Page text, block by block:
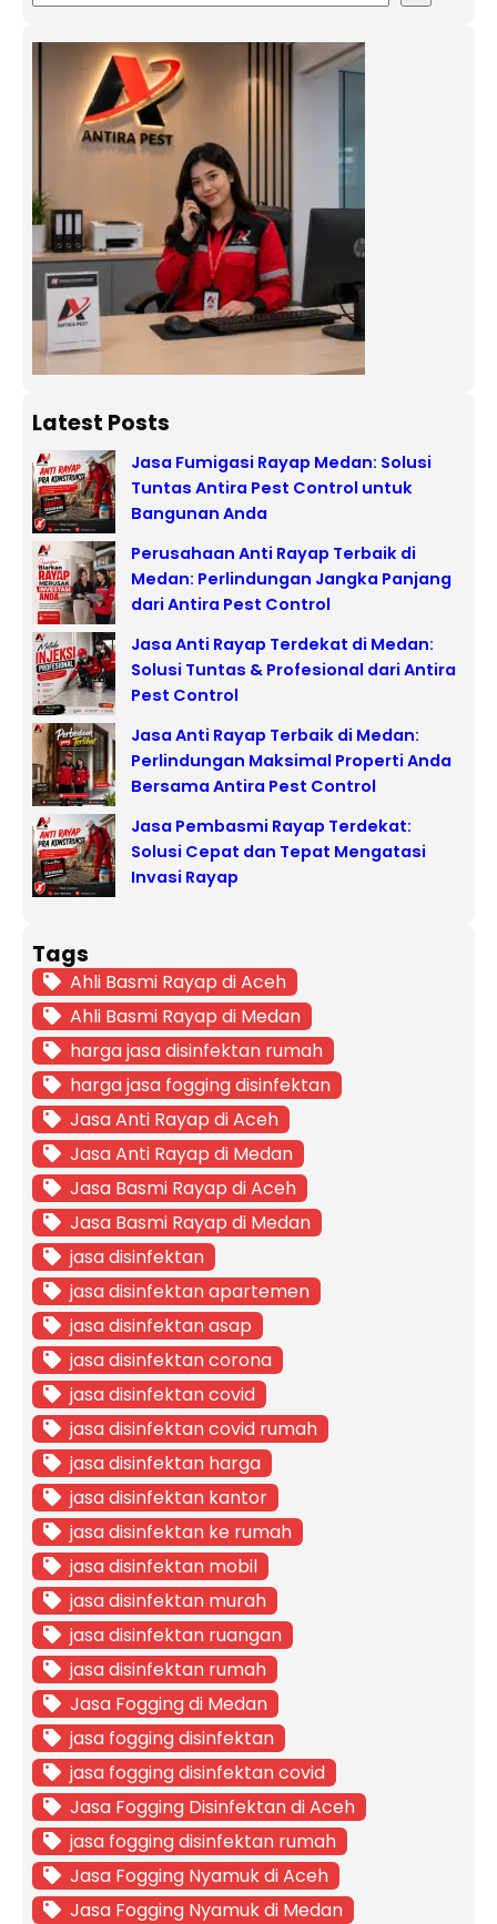
Latest Posts
Jasa Fumigasi Rayap Medan: Solusi
Tuntas Antira Pest Control untuk
Bangunan Anda
Perusahaan Anti Rayap Terbaik di
Medan: Perlindungan Jangka Panjang
dari Antira Pest Control
Jasa Anti Rayap Terdekat di Medan:
Solusi Tuntas & Profesional dari Antira
Pest Control
Jasa Anti Rayap Terbaik di Medan:
Perlindungan Maksimal Properti Anda
Bersama Antira Pest Control
Jasa Pembasmi Rayap Terdekat:
Solusi Cepat dan Tepat Mengatasi
Invasi Rayap
Tags
Ahli Basmi Rayap di Aceh
Ahli Basmi Rayap di Medan
harga jasa disinfektan rumah
harga jasa fogging disinfektan
Jasa Anti Rayap di Aceh
Jasa Anti Rayap di Medan
Jasa Basmi Rayap di Aceh
Jasa Basmi Rayap di Medan
jasa disinfektan
jasa disinfektan apartemen
jasa disinfektan asap
jasa disinfektan corona
jasa disinfektan covid
jasa disinfektan covid rumah
jasa disinfektan harga
jasa disinfektan kantor
jasa disinfektan ke rumah
jasa disinfektan mobil
jasa disinfektan murah
jasa disinfektan ruangan
jasa disinfektan rumah
Jasa Fogging di Medan
jasa fogging disinfektan
jasa fogging disinfektan covid
Jasa Fogging Disinfektan di Aceh
jasa fogging disinfektan rumah
Jasa Fogging Nyamuk di Aceh
Jasa Fogging Nyamuk di Medan